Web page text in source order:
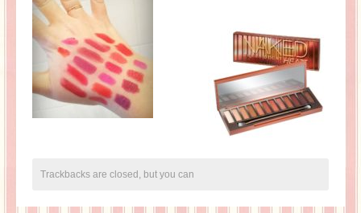
Trackbacks are closed, but you can